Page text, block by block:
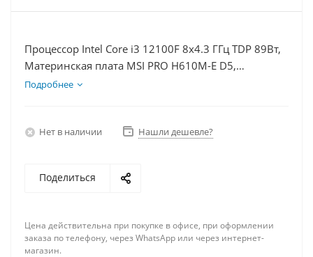
Процессор Intel Core i3 12100F 8x4.3 ГГц TDP 89Вт,
Материнская плата MSI PRO H610M-E D5,
Видеокарта RTX 3050 8Гб, Память DDR5 16Gb,
Подробнее
Нет в наличии Нашли дешевле?
Поделиться
Цена действительна при покупке в офисе, при оформлении
заказа по телефону, через WhatsApp или через интернет-
магазин.